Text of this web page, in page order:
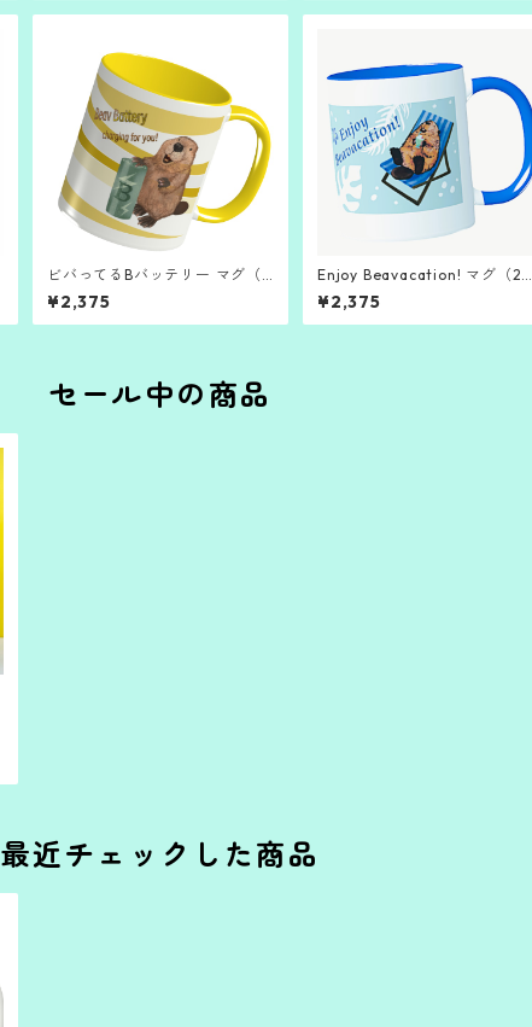
ビバってるBバッテリー マグ（2
トーン・イエロー）
¥2,375
Enjoy Beavacation! マグ（2ト
ーン・ブルー）
¥2,375
セール中の商品
最近チェックした商品